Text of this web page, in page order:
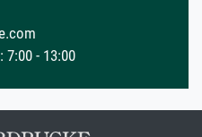
7:00 - 13:00